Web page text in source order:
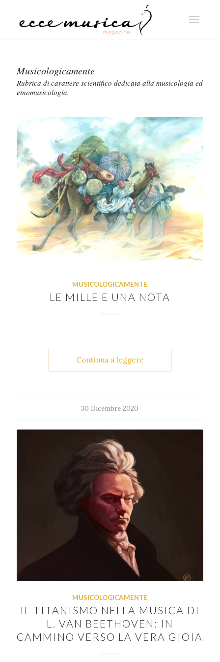
Musicologicamente
Rubrica di carattere scientifico dedicata alla musicologia ed
etnomusicologia.
MUSICOLOGICAMENTE
LE MILLE E UNA NOTA
Continua a leggere
30 Dicembre 2020
MUSICOLOGICAMENTE
IL TITANISMO NELLA MUSICA DI
L. VAN BEETHOVEN: IN
CAMMINO VERSO LA VERA GIOIA